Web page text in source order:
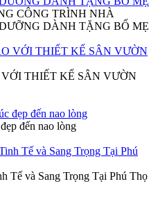
CÔNG TRÌNH NHÀ
DÀNH TẶNG BỐ MẸ
THIẾT KẾ SÂN VƯỜN
đến nao lòng
Tế và Sang Trọng Tại Phú Thọ